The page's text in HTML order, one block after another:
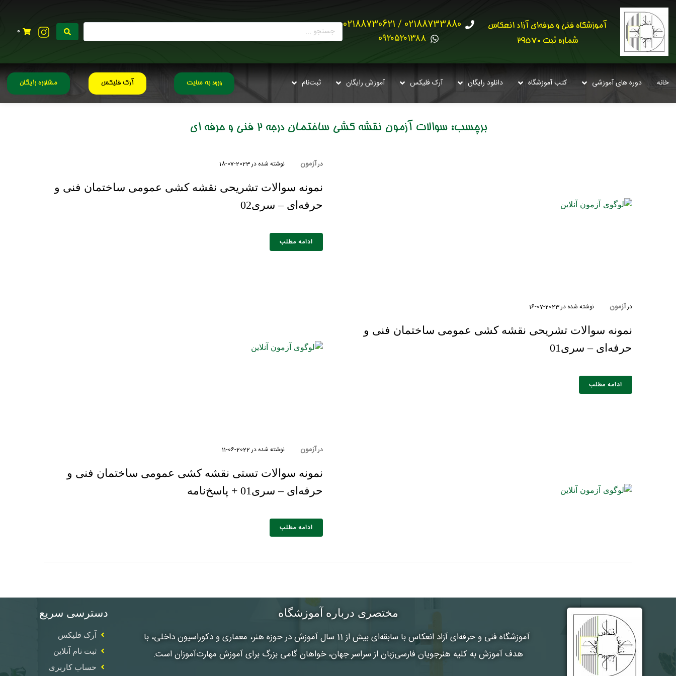
آموزشگاه فنی و حرفه‌ای آزاد انعکاس
شماره ثبت 29570
02188733880 / 02188730621
0۹۲۰۵۲۰۱۳۸۸
0
خانه دوره های آموزشی کتب آموزشگاه دانلود رایگان آرک فلیکس آموزش رایگان ثبت‌نام ورود به سایت آرک فلیکس مشاوره رایگان
برچسب:سوالات آزمون نقشه کشی ساختمان درجه 2 فنی و حرفه ای
درآزمون نوشته شده در2023-07-18
نمونه سوالات تشریحی نقشه کشی عمومی ساختمان فنی و
حرفه‌ای – سری02
ادامه مطلب
درآزمون نوشته شده در2023-07-16
نمونه سوالات تشریحی نقشه کشی عمومی ساختمان فنی و
حرفه‌ای – سری01
ادامه مطلب
درآزمون نوشته شده در 2022-06-11
نمونه سوالات تستی نقشه کشی عمومی ساختمان فنی و
حرفه‌ای – سری01 + پاسخ‌نامه
ادامه مطلب
مختصری درباره آموزشگاه
آموزشگاه فنی و حرفه‌ای آزاد انعکاس
با سابقه‌ای بیش از 11 سال آموزش در حوزه هنر، معماری و دکوراسیون داخلی، با
هدف آموزش به کلیه هنرجویان فارسی‌زبان از سراسر جهان، خواهان گامی بزرگ برای آموزش مهارت‌آموزان است.
دسترسی سریع
آرک فلیکس
ثبت نام آنلاین
حساب کاربری